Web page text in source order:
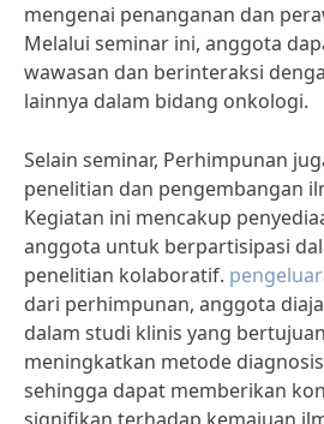
mengenai penanganan dan
Melalui seminar ini, anggota
wawasan dan berinteraksi
lainnya dalam bidang onkologi.
Selain seminar, Perhimpunan
penelitian dan pengembangan
Kegiatan ini mencakup
anggota untuk berpartisipasi
penelitian kolaboratif.
dari perhimpunan, anggota
dalam studi klinis yang
meningkatkan metode
sehingga dapat memberikan